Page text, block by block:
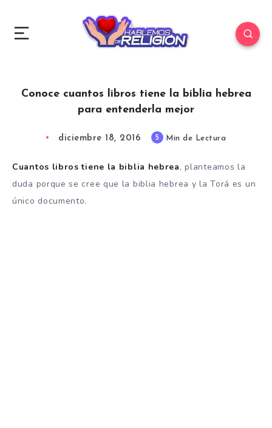
Conoce cuantos libros tiene la biblia hebrea
para entenderla mejor
diciembre 18, 2016 5 Min de Lectura
Cuantos libros tiene la biblia hebrea, planteamos la
duda porque se cree que la biblia hebrea y la Torá es un
único documento.